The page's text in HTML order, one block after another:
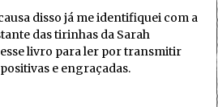
disso já me identifiquei com a
das tirinhas da Sarah
livro para ler por transmitir
e engraçadas.